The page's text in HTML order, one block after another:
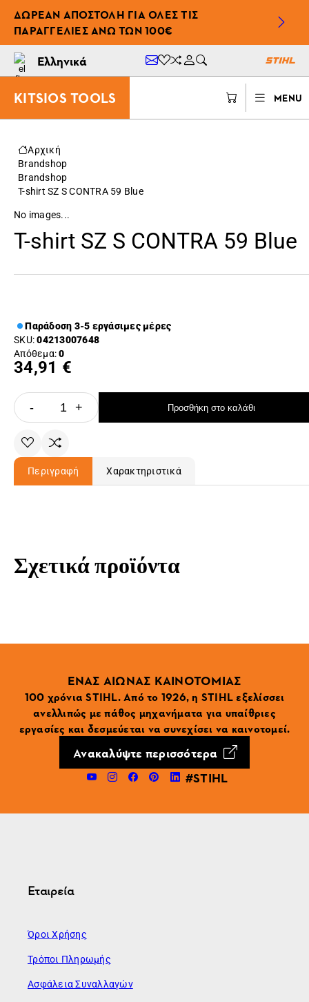
ΔΩΡΕΆΝ ΑΠΟΣΤΟΛΉ ΓΙΑ ΌΛΕΣ ΤΙΣ
ΠΑΡΑΓΓΕΛΊΕΣ ΆΝΩ ΤΩΝ 100€
Ελληνικά
KITSIOS TOOLS MENU
Αρχική
Brandshop
Brandshop
T-shirt SZ S CONTRA 59 Blue
No images...
T-shirt SZ S CONTRA 59 Blue
Παράδοση 3-5 εργάσιμες μέρες
SKU:04213007648
Απόθεμα:0
34,91 €
- + Προσθήκη στο καλάθι
Περιγραφή Χαρακτηριστικά
Σχετικά προϊόντα
ΕΝΑΣ ΑΙΩΝΑΣ ΚΑΙΝΟΤΟΜΙΑΣ
100 χρόνια STIHL. Από το 1926, η STIHL εξελίσσει
ανελλιπώς με πάθος μηχανήματα για υπαίθριες
εργασίες και δεσμεύεται να συνεχίσει να καινοτομεί.
Ανακαλύψτε περισσότερα
#STIHL
Εταιρεία
Όροι Χρήσης
Τρόποι Πληρωμής
Ασφάλεια Συναλλαγών